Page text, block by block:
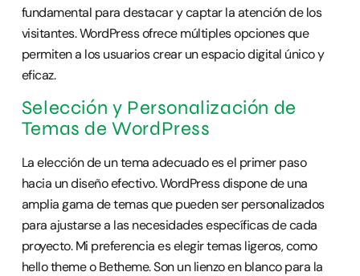
fundamental para destacar y captar la atención de los
visitantes. WordPress ofrece múltiples opciones que
permiten a los usuarios crear un espacio digital único y
eficaz.
Selección y Personalización de
Temas de WordPress
La elección de un tema adecuado es el primer paso
hacia un diseño efectivo. WordPress dispone de una
amplia gama de temas que pueden ser personalizados
para ajustarse a las necesidades específicas de cada
proyecto. Mi preferencia es elegir temas ligeros, como
hello theme o Betheme. Son un lienzo en blanco para la